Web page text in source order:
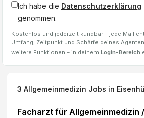
Ich habe die Datenschutzerklärung
genommen.
Kostenlos und jederzeit kündbar – jede Mail
Umfang, Zeitpunkt und Schärfe deines
weitere Funktionen – in deinem Login-Bereich
3 Allgemeinmedizin Jobs in
Facharzt für Allgemeinmedizin